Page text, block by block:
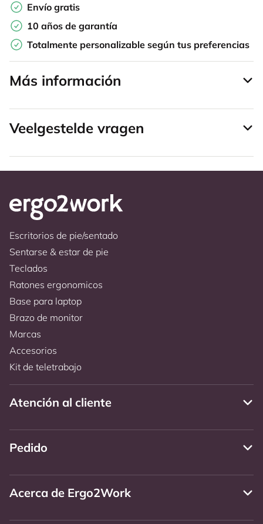
Envío gratis
10 años de garantía
Totalmente personalizable según tus preferencias
Más información
Veelgestelde vragen
Escritorios de pie/sentado
Sentarse & estar de pie
Teclados
Ratones ergonomicos
Base para laptop
Brazo de monitor
Marcas
Accesorios
Kit de teletrabajo
Atención al cliente
Pedido
Acerca de Ergo2Work